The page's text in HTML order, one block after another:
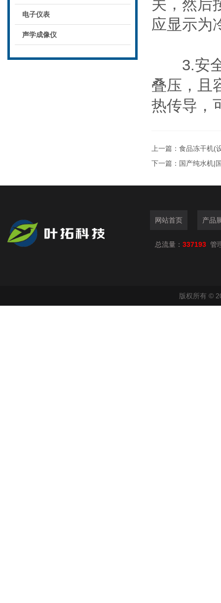
电子仪表
声学成像仪
关，然后
应显示为
3.安全
叠压，且
热传导，
上一篇： 食品冻干机(
下一篇： 国产纯水机|
网站首页 产品
总流量： 337193 管
版权所有 ©